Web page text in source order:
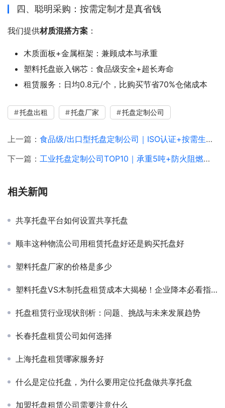
四、聪明采购：按需定制才是真省钱
我们提供材质混搭方案 ：
木质面板+金属框架：兼顾成本与承重
塑料托盘嵌入钢芯：食品级安全+超长寿命
租赁服务：日均0.8元/个，比购买节省70%仓储成本
托盘出租 托盘厂家 托盘定制公司
上一篇： 食品级/出口型托盘定制公司｜ISO认证+按需生产，让货物通行全球无碍！
下一篇： 工业托盘定制公司TOP10｜承重5吨+防火阻燃定制，重工业脊梁这样炼成！
相关新闻
共享托盘平台如何设置共享托盘
顺丰这种物流公司用租赁托盘好还是购买托盘好
塑料托盘厂家的价格是多少
塑料托盘VS木制托盘租赁成本大揭秘！企业降本必看指南
托盘租赁行业现状剖析：问题、挑战与未来发展趋势
长春托盘租赁公司如何选择
上海托盘租赁哪家服务好
什么是定位托盘，为什么要用定位托盘做共享托盘
加盟托盘租赁公司需要注意什么